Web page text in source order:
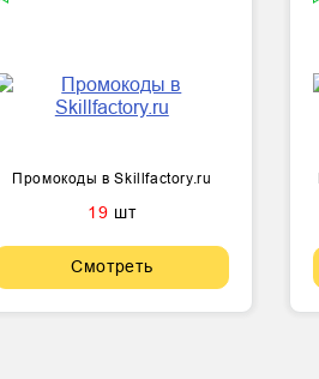
Промокоды в Skillfactory.ru
19 шт
Смотреть